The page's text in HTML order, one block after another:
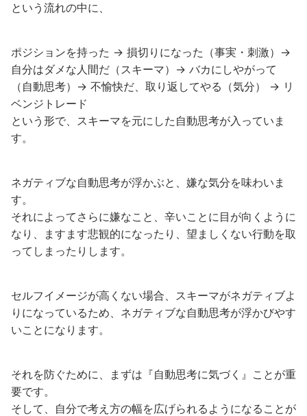
という流れの中に、
ポジションを持った → 損切りになった（事実・刺激）→
自分はダメな人間だ（スキーマ）→ バカにしやがって
（自動思考）→ 不愉快だ、取り返してやる（気分） → リ
ベンジトレード
という形で、スキーマを元にした自動思考が入っていま
す。
ネガティブな自動思考が浮かぶと、嫌な気分を味わいま
す。
それによってさらに嫌なこと、辛いことに目が向くように
なり、ますます悲観的になったり、望ましくない行動を取
ってしまったりします。
セルフイメージが高くない場合、スキーマがネガティブよ
りになっているため、ネガティブな自動思考が浮かびやす
いことになります。
それを防ぐために、まずは『自動思考に気づく』ことが重
要です。
そして、自分で考え方の幅を広げられるようになることが